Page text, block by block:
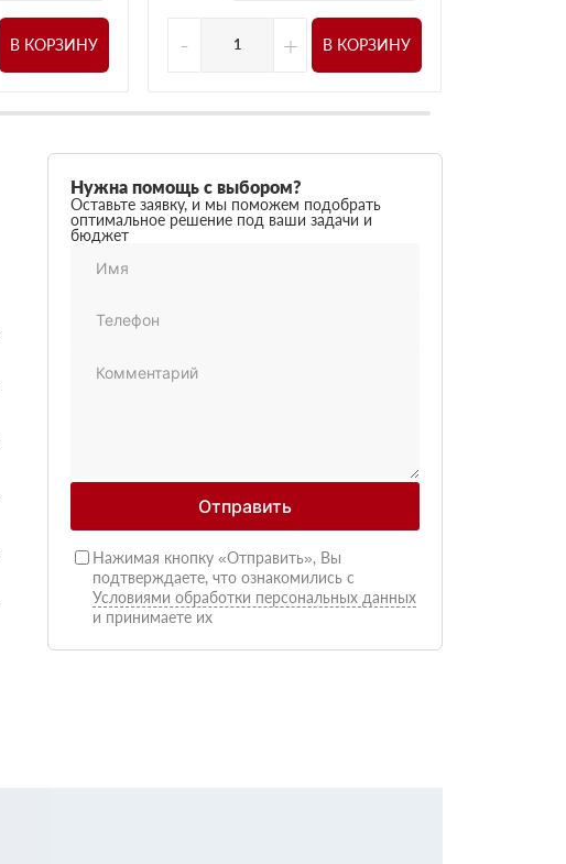
В КОРЗИНУ - + В КОРЗИНУ
Нужна помощь с выбором?
Оставьте заявку, и мы поможем подобрать
оптимальное решение под ваши задачи и
бюджет
Отправить
Нажимая кнопку «Отправить», Вы
подтверждаете, что ознакомились с
Условиями обработки персональных данных
и принимаете их